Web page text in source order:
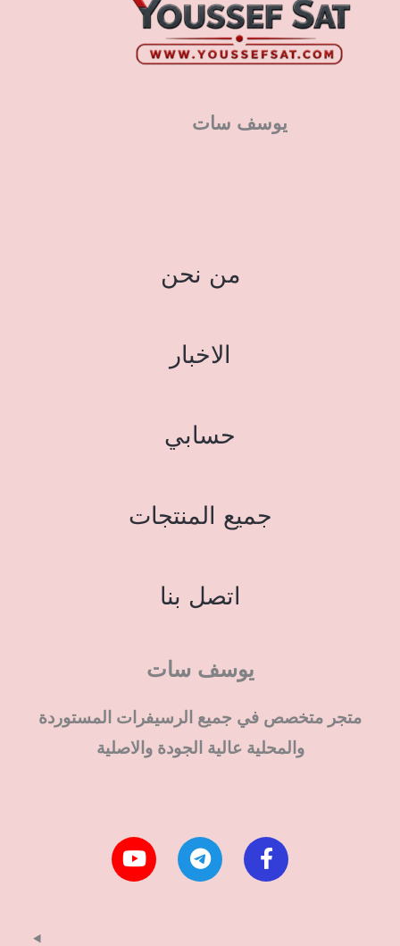
يوسف سات
من نحن
الاخبار
حسابي
جميع المنتجات
اتصل بنا
يوسف سات
متجر متخصص في جميع الرسيفرات المستوردة
والمحلية عالية الجودة والاصلية